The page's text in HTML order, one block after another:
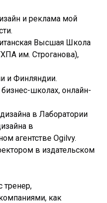
и реклама мой
Высшая Школа
им. Строганова),
и Финляндии.
школах, онлайн-
в Лаборатории
в
агентстве Ogilvy.
в издательском
тренер,
как